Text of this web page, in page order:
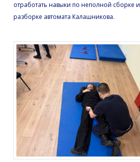
отработать навыки по неполной сборке и
разборке автомата Калашникова.